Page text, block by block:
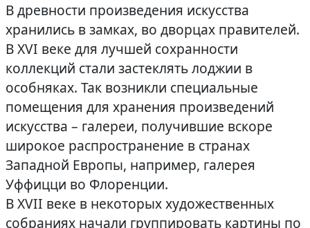
В древности произведения искусства
хранились в замках, во дворцах правителей.
В XVI веке для лучшей сохранности
коллекций стали застеклять лоджии в
особняках. Так возникли специальные
помещения для хранения произведений
искусства – галереи, получившие вскоре
широкое распространение в странах
Западной Европы, например, галерея
Уффицци во Флоренции.
В XVII веке в некоторых художественных
собраниях начали группировать картины по